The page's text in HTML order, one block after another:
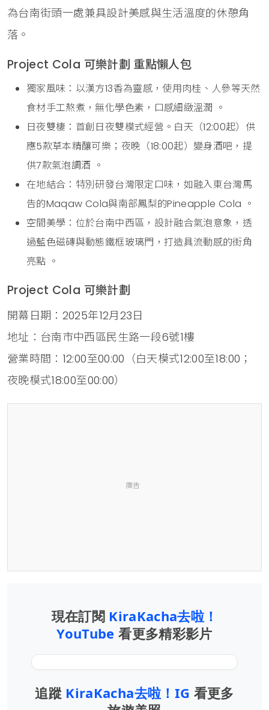
為台南街頭一處兼具設計美感與生活溫度的休憩角
落。
Project Cola 可樂計劃 重點懶人包
獨家風味：以漢方13香為靈感，使用肉桂、人參等天然
食材手工熬煮，無化學色素，口感細緻溫潤 。
日夜雙棲：首創日夜雙模式經營。白天（12:00起）供
應5款草本精釀可樂；夜晚（18:00起）變身酒吧，提
供7款氣泡調酒 。
在地結合：特別研發台灣限定口味，如融入東台灣馬
告的Maqaw Cola與南部鳳梨的Pineapple Cola 。
空間美學：位於台南中西區，設計融合氣泡意象，透
過藍色磁磚與動態鐵框玻璃門，打造具流動感的街角
亮點 。
Project Cola 可樂計劃
開幕日期：2025年12月23日
地址：台南市中西區民生路一段6號1樓
營業時間：12:00至00:00（白天模式12:00至18:00；
夜晚模式18:00至00:00）
廣告
現在訂閱 KiraKacha去啦！
YouTube看更多精彩影片
追蹤 KiraKacha去啦！IG 看更多